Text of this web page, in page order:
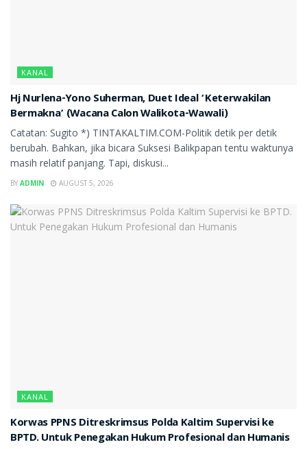
KANAL
Hj Nurlena-Yono Suherman, Duet Ideal ‘Keterwakilan
Bermakna’ (Wacana Calon Walikota-Wawali)
Catatan: Sugito *) TINTAKALTIM.COM-Politik detik per detik
berubah. Bahkan, jika bicara Suksesi Balikpapan tentu waktunya
masih relatif panjang. Tapi, diskusi...
BY ADMIN AUGUST 5, 2026
KANAL
Korwas PPNS Ditreskrimsus Polda Kaltim Supervisi ke
BPTD. Untuk Penegakan Hukum Profesional dan Humanis